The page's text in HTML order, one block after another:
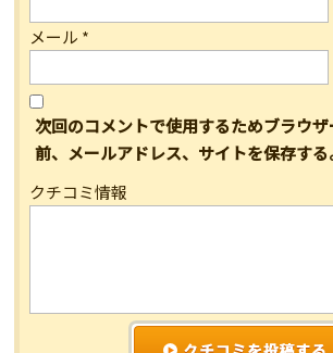
メール *
次回のコメントで使用するためブラウ
前、メールアドレス、サイトを保存する
クチコミ情報